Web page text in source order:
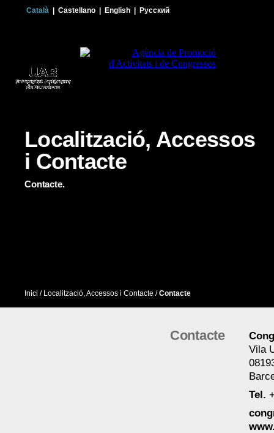
Català Castellano English Русский
Localització, Accessos
i Contacte
Contacte.
Inici / Localització, Accessos i Contacte /Contacte
Contacte
Vila
Tel.